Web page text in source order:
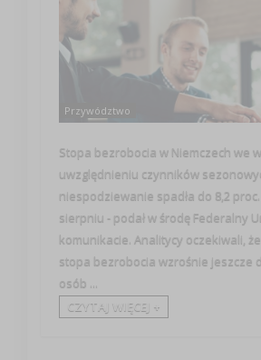
Przywództwo
Stopa bezrobocia w Niemczech we
uwzględnieniu czynników
niespodziewanie spadła do 8,2
sierpniu - podał w środę Federalny
komunikacie. Analitycy oczekiwali,
stopa bezrobocia wzrośnie jeszcze
osób ...
CZYTAJ WIĘCEJ +